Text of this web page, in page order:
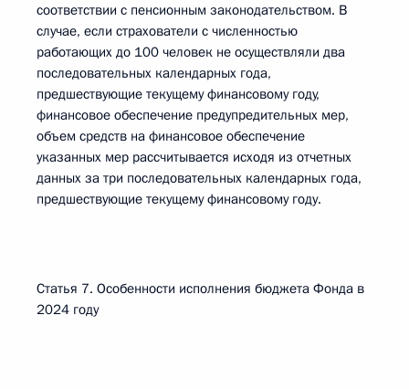
соответствии с пенсионным законодательством. В
случае, если страхователи с численностью
работающих до 100 человек не осуществляли два
последовательных календарных года,
предшествующие текущему финансовому году,
финансовое обеспечение предупредительных мер,
объем средств на финансовое обеспечение
указанных мер рассчитывается исходя из отчетных
данных за три последовательных календарных года,
предшествующие текущему финансовому году.
Статья 7. Особенности исполнения бюджета Фонда в
2024 году